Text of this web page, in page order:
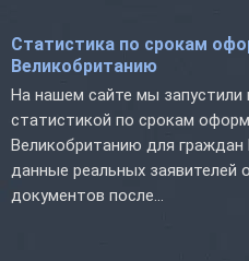
Статистика по срокам
Великобританию
На нашем сайте мы запустили
статистикой по срокам
Великобританию для
данные реальных заявителей
документов после...